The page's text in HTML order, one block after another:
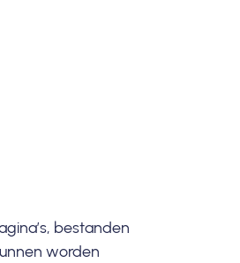
bestanden
worden